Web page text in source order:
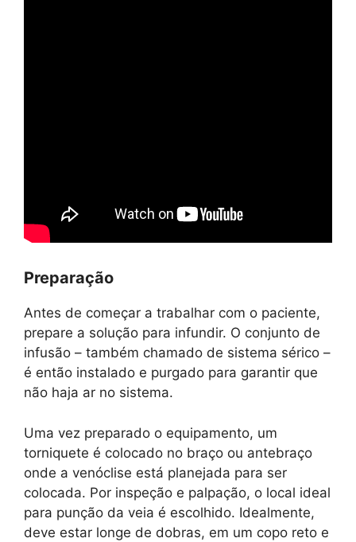
Preparação
Antes de começar a trabalhar com o paciente,
prepare a solução para infundir. O conjunto de
infusão – também chamado de sistema sérico –
é então instalado e purgado para garantir que
não haja ar no sistema.
Uma vez preparado o equipamento, um
torniquete é colocado no braço ou antebraço
onde a venóclise está planejada para ser
colocada. Por inspeção e palpação, o local ideal
para punção da veia é escolhido. Idealmente,
deve estar longe de dobras, em um copo reto e